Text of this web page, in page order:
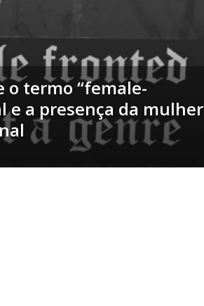
o termo “female-
e a presença da mulher